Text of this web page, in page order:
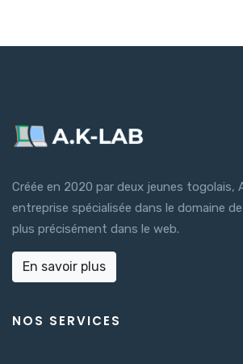
Créée en 2020 par deux jeunes togolais,
entreprise spécialisée dans le domaine
plus précisément dans le web.
En savoir plus
NOS SERVICES